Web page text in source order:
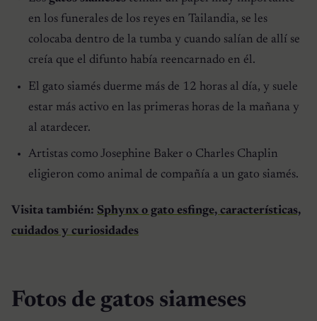
en los funerales de los reyes en Tailandia, se les
colocaba dentro de la tumba y cuando salían de allí se
creía que el difunto había reencarnado en él.
El gato siamés duerme más de 12 horas al día, y suele
estar más activo en las primeras horas de la mañana y
al atardecer.
Artistas como Josephine Baker o Charles Chaplin
eligieron como animal de compañía a un gato siamés.
Visita también: Sphynx o gato esfinge, características,
cuidados y curiosidades
Fotos de gatos siameses